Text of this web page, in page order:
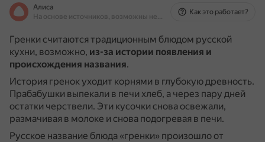
Алиса
На основе источников, возможны неточности
Как это работает?
Гренки считаются традиционным блюдом русской
кухни, возможно, из-за истории появления и
происхождения названия.
История гренок уходит корнями в глубокую древность.
Прабабушки выпекали в печи хлеб, а через пару дней
остатки черствели. Эти кусочки снова освежали,
размачивая в молоке и снова подогревая в печи.
Русское название блюда «гренки» произошло от